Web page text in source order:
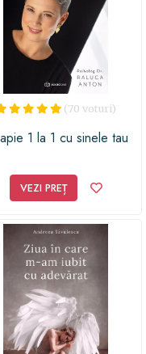
(70 voturi)
1 la 1 cu sinele tau
VEZI PREȚ